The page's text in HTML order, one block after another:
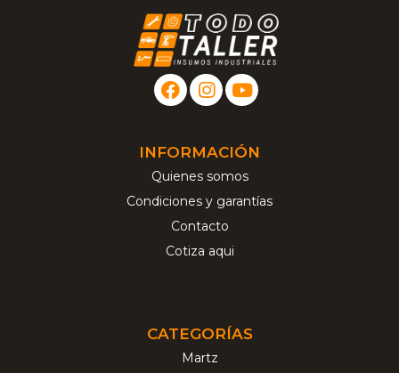
INFORMACIÓN
Quienes somos
Condiciones y garantías
Contacto
Cotiza aqui
CATEGORÍAS
Martz